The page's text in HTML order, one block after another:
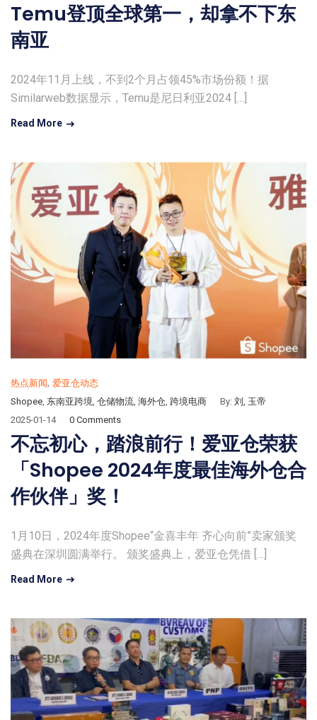
Temu登顶全球第一，却拿不下东
南亚
2024年11月上线，不到2个月占领45%市场份额！据
Similarweb数据显示，Temu是尼日利亚2024 […]
Read More
热点新闻, 爱亚仓动态
Shopee 东南亚跨境 仓储物流 海外仓 跨境电商 By: 刘, 玉帝
2025-01-14
0 Comments
不忘初心，踏浪前行！爱亚仓荣获
「Shopee 2024年度最佳海外仓合
作伙伴」奖！
1月10日，2024年度Shopee“金喜丰年 齐心向前”卖家颁奖
盛典在深圳圆满举行。 颁奖盛典上，爱亚仓凭借 […]
Read More